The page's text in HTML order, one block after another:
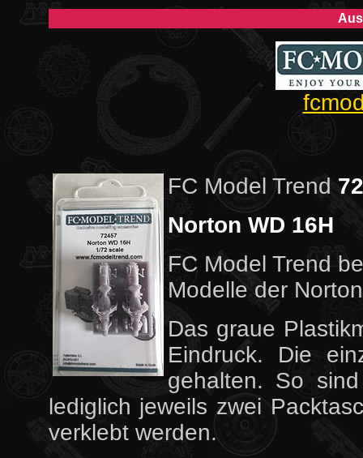
FC Model Trend
Norton WD 16H
FC Model Trend
Modelle der
Das graue
Eindruck. Die
gehalten. So
lediglich jeweils zwei
verklebt werden.